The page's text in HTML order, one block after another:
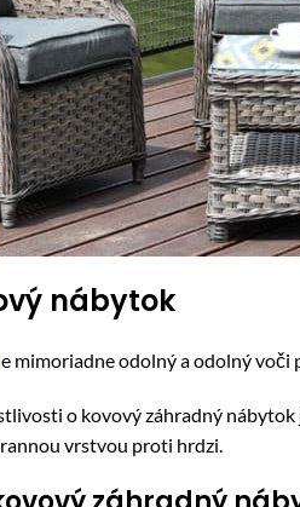
nábytok
mimoriadne odolný a odolný voči
o kovový záhradný
vrstvou proti hrdzi.